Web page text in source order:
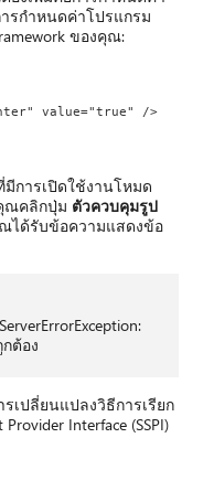
ารกําหนดค่าโปรแกรม
ของคุณ:
value="true" />
การเปิดใช้งานโหมด
ณคลิกปุ่ม ตัวควบคุมรูป
ณได้รับข้อความแสดงข้อ
ต้อง
เปลี่ยนแปลงวิธีการเรียก
Interface (SSPI)